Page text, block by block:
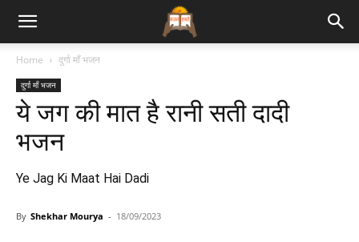
Bhajan
Lyrics
Home दुर्गा माँ भजन
दुर्गा माँ भजन
ये जग की मात है रानी सती दादी
भजन
Ye Jag Ki Maat Hai Dadi
By Shekhar Mourya - 18/09/2023